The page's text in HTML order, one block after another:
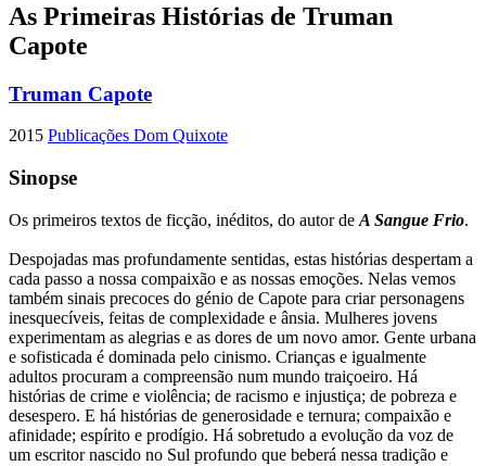
As Primeiras Histórias de Truman
Capote
Truman Capote
2015 Publicações Dom Quixote
Sinopse
Os primeiros textos de ficção, inéditos, do autor de A Sangue Frio.
Despojadas mas profundamente sentidas, estas histórias despertam a
cada passo a nossa compaixão e as nossas emoções. Nelas vemos
também sinais precoces do génio de Capote para criar personagens
inesquecíveis, feitas de complexidade e ânsia. Mulheres jovens
experimentam as alegrias e as dores de um novo amor. Gente urbana
e sofisticada é dominada pelo cinismo. Crianças e igualmente
adultos procuram a compreensão num mundo traiçoeiro. Há
histórias de crime e violência; de racismo e injustiça; de pobreza e
desespero. E há histórias de generosidade e ternura; compaixão e
afinidade; espírito e prodígio. Há sobretudo a evolução da voz de
um escritor nascido no Sul profundo que beberá nessa tradição e